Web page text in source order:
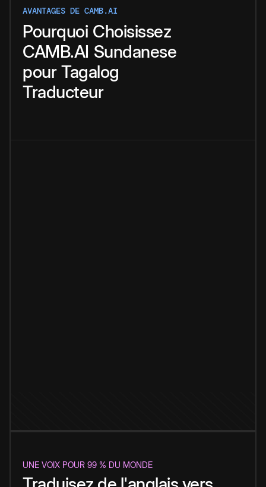
AVANTAGES DE CAMB.AI
Pourquoi Choisissez
CAMB.AI Sundanese
pour Tagalog
Traducteur
UNE VOIX POUR 99 % DU MONDE